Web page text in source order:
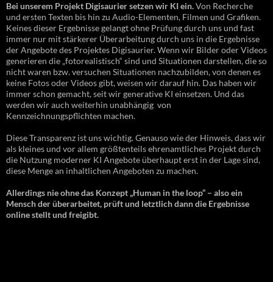
Bei unserem Projekt Digisaurier setzen wir KI ein.Von Recherche
und ersten Texten bis hin zu Audio-Elementen, Filmen und Grafiken.
Keines dieser Ergebnisse gelangt ohne Prüfung durch uns und fast
immer nur mit stärkerer Überarbeitung durch uns in die Ergebnisse
der Angebote des Projektes Digisaurier. Wenn wir Bilder oder Videos
generieren die „fotorealistisch“ sind und Situationen darstellen, die so
nicht waren bzw. versuchen Situationen nachzubilden, von denen es
keine Fotos oder Videos gibt, weisen wir darauf hin. Das haben wir
immer schon gemacht, seit wir generative KI einsetzen. Und das
werden wir auch weiterhin unabhängig von
Kennzeichnungspflichten machen.
Diese Transparenz ist uns wichtig. Genauso wie der Hinweis, dass wir
als kleines und vor allem größtenteils ehrenamtliches Projekt durch
die Nutzung moderner KI Angebote überhaupt erst in der Lage sind,
diese Menge an inhaltlichen Angeboten zu machen.
Allerdings nie ohne das Konzept „Human in the loop“ – also ein
Mensch der überarbeitet, prüft und letztlich dann die Ergebnisse
online stellt und freigibt.